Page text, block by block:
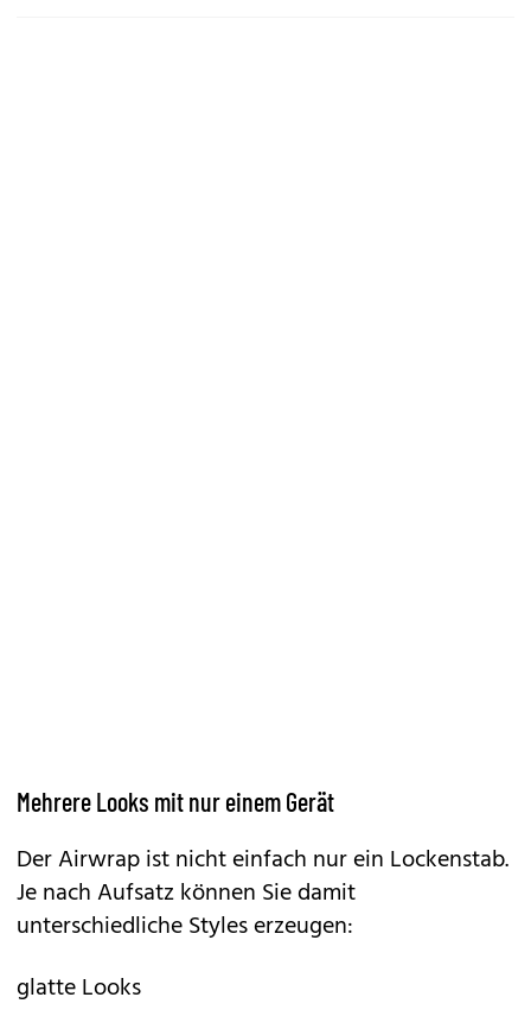
Mehrere Looks mit nur einem Gerät
DerAirwrapist nicht einfach nur ein Lockenstab.
Je nach Aufsatz können Sie damit
unterschiedliche Styles erzeugen:
glatte Looks